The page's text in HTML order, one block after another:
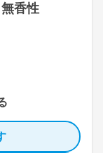
香性